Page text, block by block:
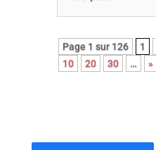
Page 1 sur 126 1
10
20 30 … »